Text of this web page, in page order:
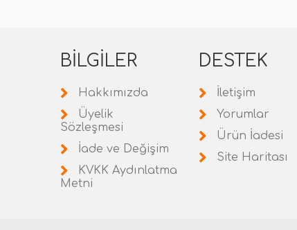
BILGILER
Hakkımızda
Üyelik
Sözleşmesi
İade ve Değişim
KVKK Aydınlatma
Metni
DESTEK
İletişim
Yorumlar
Ürün İadesi
Site Haritası